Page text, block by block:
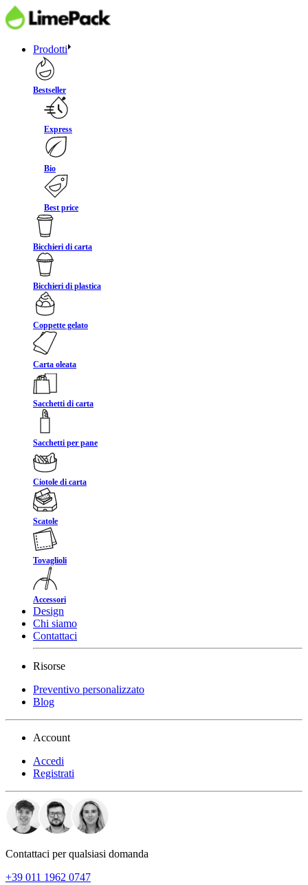
Prodotti
Bestseller
Express
Bio
Best price
Bicchieri di carta
Bicchieri di plastica
Coppette gelato
Carta oleata
Sacchetti di carta
Sacchetti per pane
Ciotole di carta
Scatole
Tovaglioli
Accessori
Design
Chi siamo
Contattaci
Risorse
Preventivo personalizzato
Blog
Account
Accedi
Registrati
Contattaci per qualsiasi domanda
+39 011 1962 0747